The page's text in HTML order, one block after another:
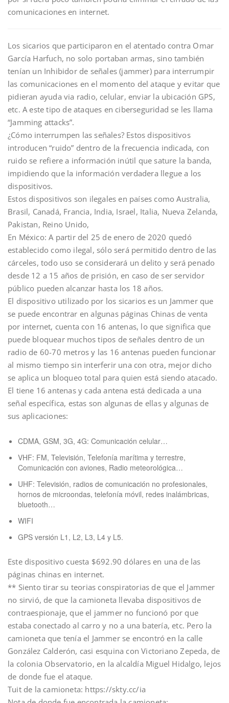
comunicaciones en internet.
Los sicarios que participaron en el atentado contra Omar
García Harfuch, no solo portaban armas, sino también
tenían un Inhibidor de señales (jammer) para interrumpir
las comunicaciones en el momento del ataque y evitar que
pidieran ayuda via radio, celular, enviar la ubicación GPS,
etc. A este tipo de ataques en ciberseguridad se les llama
“Jamming attacks”.
¿Cómo interrumpen las señales? Estos dispositivos
introducen “ruido” dentro de la frecuencia indicada, con
ruido se refiere a información inútil que sature la banda,
impidiendo que la información verdadera llegue a los
dispositivos.
Estos dispositivos son ilegales en países como Australia,
Brasil, Canadá, Francia, India, Israel, Italia, Nueva Zelanda,
Pakistan, Reino Unido,
En México: A partir del 25 de enero de 2020 quedó
establecido como ilegal, sólo será permitido dentro de las
cárceles, todo uso se considerará un delito y será penado
desde 12 a 15 años de prisión, en caso de ser servidor
público pueden alcanzar hasta los 18 años.
El dispositivo utilizado por los sicarios es un Jammer que
se puede encontrar en algunas páginas Chinas de venta
por internet, cuenta con 16 antenas, lo que significa que
puede bloquear muchos tipos de señales dentro de un
radio de 60-70 metros y las 16 antenas pueden funcionar
al mismo tiempo sin interferir una con otra, mejor dicho
se aplica un bloqueo total para quien está siendo atacado.
El tiene 16 antenas y cada antena está dedicada a una
señal específica, estas son algunas de ellas y algunas de
sus aplicaciones:
CDMA, GSM, 3G, 4G: Comunicación celular…
VHF: FM, Televisión, Telefonía marítima y terrestre,
Comunicación con aviones, Radio meteorológica…
UHF: Televisión, radios de comunicación no profesionales,
hornos de microondas, telefonía móvil, redes inalámbricas,
bluetooth…
WIFI
GPS versión L1, L2, L3, L4 y L5.
Este dispositivo cuesta $692.90 dólares en una de las
páginas chinas en internet.
** Siento tirar su teorias conspiratorias de que el Jammer
no sirvió, de que la camioneta llevaba dispositivos de
contraespionaje, que el jammer no funcionó por que
estaba conectado al carro y no a una batería, etc. Pero la
camioneta que tenía el Jammer se encontró en la calle
González Calderón, casi esquina con Victoriano Zepeda, de
la colonia Observatorio, en la alcaldía Miguel Hidalgo, lejos
de donde fue el ataque.
Tuit de la camioneta: https://skty.cc/ia